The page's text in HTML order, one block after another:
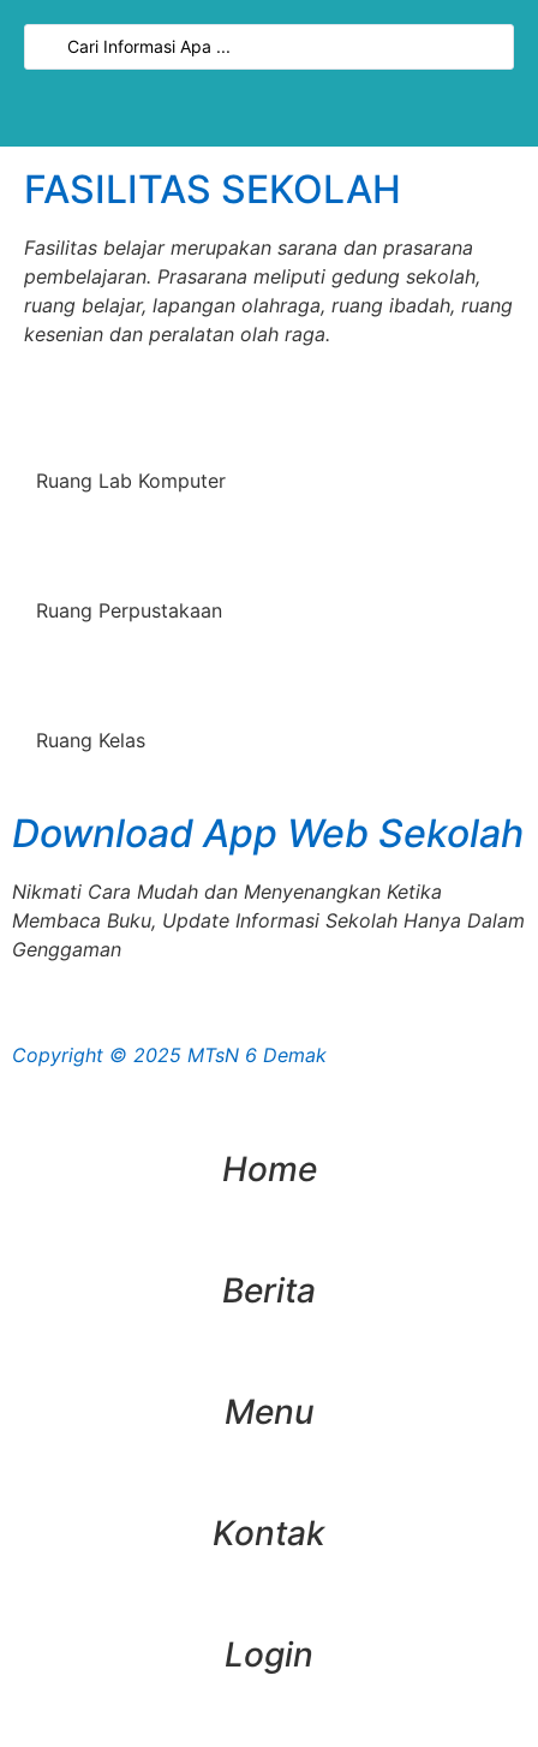
FASILITAS SEKOLAH
Fasilitas belajar merupakan sarana dan prasarana
pembelajaran. Prasarana meliputi gedung sekolah,
ruang belajar, lapangan olahraga, ruang ibadah, ruang
kesenian dan peralatan olah raga.
Ruang Lab Komputer
Ruang Perpustakaan
Ruang Kelas
Download App Web Sekolah
Nikmati Cara Mudah dan Menyenangkan Ketika
Membaca Buku, Update Informasi Sekolah Hanya Dalam
Genggaman
Copyright © 2025 MTsN 6 Demak
Home
Berita
Menu
Kontak
Login